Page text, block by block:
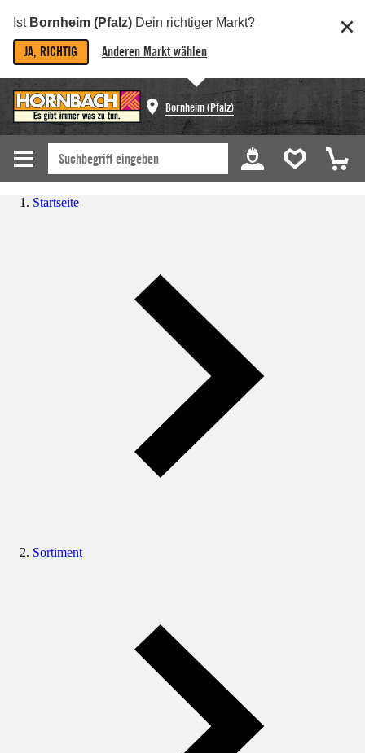
Ist Bornheim (Pfalz) Dein richtiger Markt?
JA, RICHTIG Anderen Markt wählen
Bornheim (Pfalz)
Startseite
Sortiment